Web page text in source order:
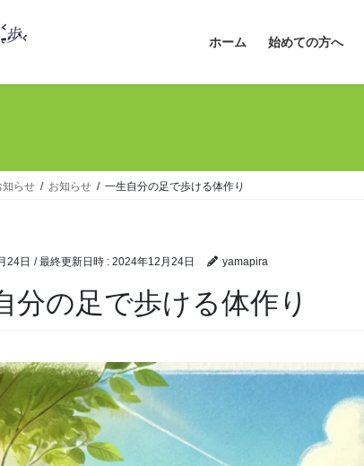
ホーム 始めての方へ
知らせ お知らせ 一生自分の足で歩ける体作り
24日 / 最終更新日時 : 2024年12月24日 yamapira
分の足で歩ける体作り